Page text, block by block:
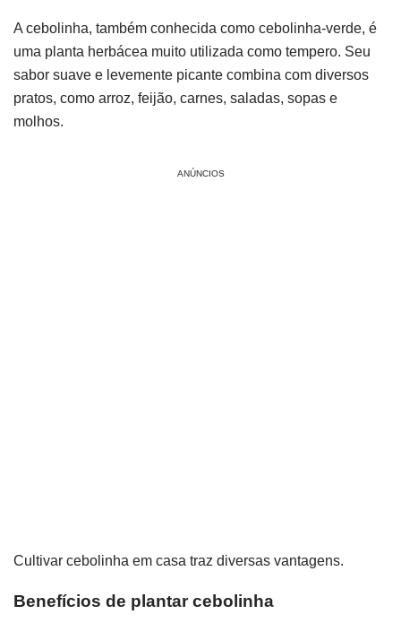
A cebolinha, também conhecida como cebolinha-verde, é
uma planta herbácea muito utilizada como tempero. Seu
sabor suave e levemente picante combina com diversos
pratos, como arroz, feijão, carnes, saladas, sopas e
molhos.
ANÚNCIOS
Cultivar cebolinha em casa traz diversas vantagens.
Benefícios de plantar cebolinha